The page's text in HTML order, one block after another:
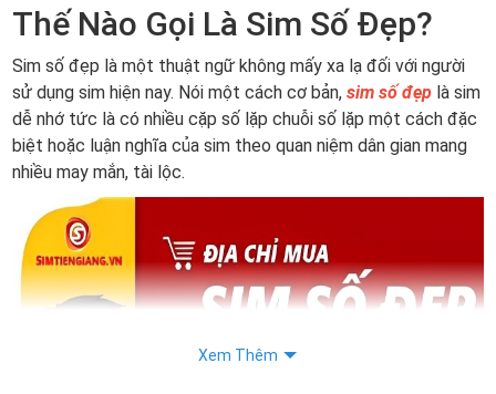
Thế Nào Gọi Là Sim Số Đẹp?
Sim số đẹp là một thuật ngữ không mấy xa lạ đối với người
sử dụng sim hiện nay. Nói một cách cơ bản, sim số đẹp là sim
dễ nhớ tức là có nhiều cặp số lặp chuỗi số lặp một cách đặc
biệt hoặc luận nghĩa của sim theo quan niệm dân gian mang
nhiều may mắn, tài lộc.
Xem Thêm